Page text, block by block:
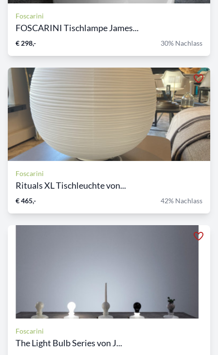
Foscarini
FOSCARINI Tischlampe James...
€ 298,- 30% Nachlass
Foscarini
Rituals XL Tischleuchte von...
€ 465,- 42% Nachlass
Foscarini
The Light Bulb Series von J...